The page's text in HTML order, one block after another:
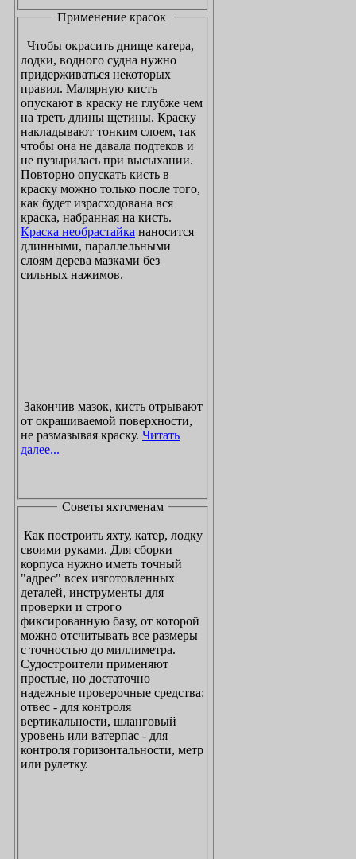
Применение красок
лодки, водного судна нужно
придерживаться некоторых
правил. Малярную кисть
опускают в краску не глубже чем
на треть длины щетины. Краску
накладывают тонким слоем, так
чтобы она не давала подтеков и
не пузырилась при высыхании.
Повторно опускать кисть в
краску можно только после того,
как будет израсходована вся
краска, набранная на кисть.
Краска необрастайка
длинными, параллельными
слоям дерева мазками без
сильных нажимов.
Закончив мазок, кисть отрывают
от окрашиваемой поверхности,
не размазывая краску. Читать
далее...
Советы яхтсменам
Как построить яхту, катер, лодку
своими руками. Для сборки
корпуса нужно иметь точный
"адрес" всех изготовленных
деталей, инструменты для
проверки и строго
фиксированную базу, от которой
можно отсчитывать все размеры
с точностью до миллиметра.
Судостроители применяют
простые, но достаточно
надежные проверочные средства:
отвес - для контроля
вертикальности, шланговый
уровень или ватерпас - для
контроля горизонтальности, метр
или рулетку.